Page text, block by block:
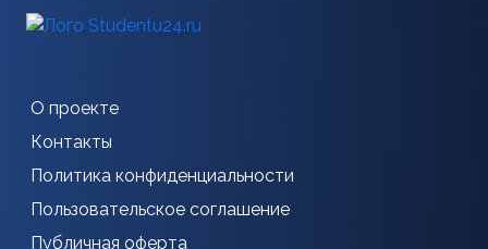
О проекте
Контакты
Политика конфиденциальности
Пользовательское соглашение
Публичная оферта